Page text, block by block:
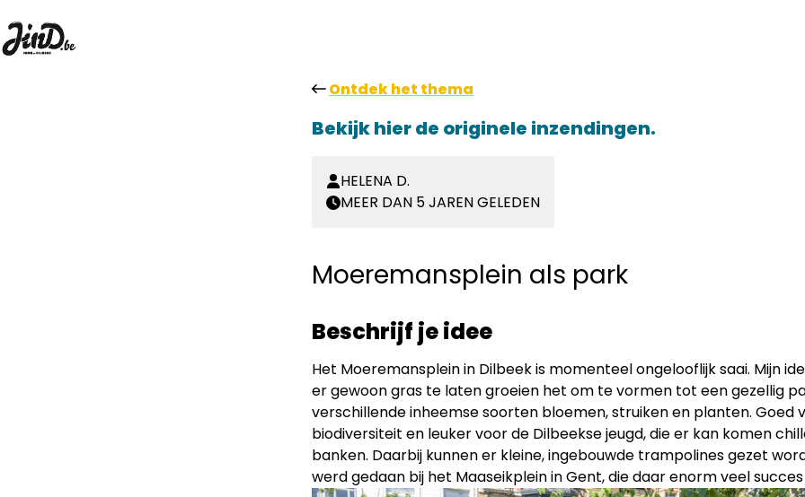
Ontdek het thema
Bekijk hier de originele inzendingen.
HELENA D.
MEER DAN 5 JAREN GELEDEN
Moeremansplein als park
Beschrijf je idee
Het Moeremansplein in Dilbeek is momenteel ongelooflijk saai. Mijn
er gewoon gras te laten groeien het om te vormen tot een gezellig
verschillende inheemse soorten bloemen, struiken en planten. Goed
biodiversiteit en leuker voor de Dilbeekse jeugd, die er kan komen
banken. Daarbij kunnen er kleine, ingebouwde trampolines gezet
werd gedaan bij het Maaseikplein in Gent, die daar enorm veel